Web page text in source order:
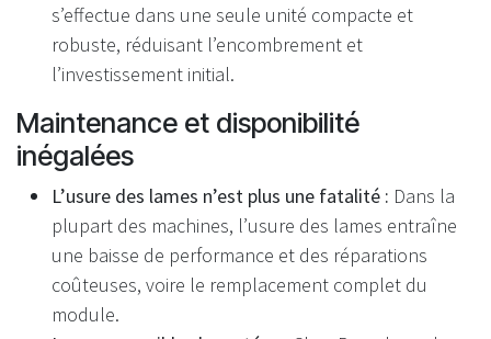
s’effectue dans une seule unité compacte et
robuste, réduisant l’encombrement et
l’investissement initial.
Maintenance et disponibilité
inégalées
L’usure des lames n’est plus une fatalité : Dans la
plupart des machines, l’usure des lames entraîne
une baisse de performance et des réparations
coûteuses, voire le remplacement complet du
module.